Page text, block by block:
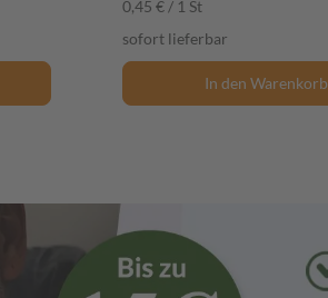
0,45 € / 1 St
sofort lieferbar
In den Warenkorb